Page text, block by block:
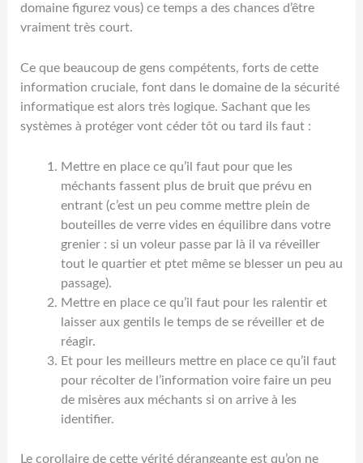
domaine figurez vous) ce temps a des chances d’être
vraiment très court.
Ce que beaucoup de gens compétents, forts de cette
information cruciale, font dans le domaine de la sécurité
informatique est alors très logique. Sachant que les
systèmes à protéger vont céder tôt ou tard ils faut :
Mettre en place ce qu’il faut pour que les
méchants fassent plus de bruit que prévu en
entrant (c’est un peu comme mettre plein de
bouteilles de verre vides en équilibre dans votre
grenier : si un voleur passe par là il va réveiller
tout le quartier et ptet même se blesser un peu au
passage).
Mettre en place ce qu’il faut pour les ralentir et
laisser aux gentils le temps de se réveiller et de
réagir.
Et pour les meilleurs mettre en place ce qu’il faut
pour récolter de l’information voire faire un peu
de misères aux méchants si on arrive à les
identifier.
Le corollaire de cette vérité dérangeante est qu’on ne